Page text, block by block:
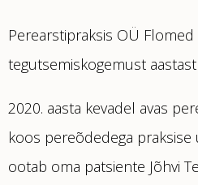
Perearstipraksis OÜ
tegutsemiskogemust aastast
2020. aasta kevadel avas
koos pereõdedega
ootab oma patsiente Jõhvi